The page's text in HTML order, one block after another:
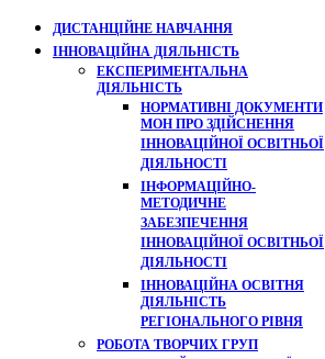
ДИСТАНЦІЙНЕ НАВЧАННЯ
ІННОВАЦІЙНА ДІЯЛЬНІСТЬ
ЕКСПЕРИМЕНТАЛЬНА
ДІЯЛЬНІСТЬ
НОРМАТИВНІ ДОКУМЕНТИ
МОН ПРО ЗДІЙСНЕННЯ
ІННОВАЦІЙНОЇ ОСВІТНЬОЇ
ДІЯЛЬНОСТІ
ІНФОРМАЦІЙНО-
МЕТОДИЧНЕ
ЗАБЕЗПЕЧЕННЯ
ІННОВАЦІЙНОЇ ОСВІТНЬОЇ
ДІЯЛЬНОСТІ
ІННОВАЦІЙНА ОСВІТНЯ
ДІЯЛЬНІСТЬ
РЕГІОНАЛЬНОГО РІВНЯ
РОБОТА ТВОРЧИХ ГРУП